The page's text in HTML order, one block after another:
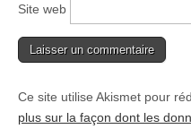
Site web
Ce site utilise Akismet pour
plus sur la façon dont les